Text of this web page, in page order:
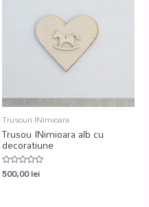
Trusouri INimioara
Trusou INimioara alb cu
decoratiune
Evaluat
la
500,00lei